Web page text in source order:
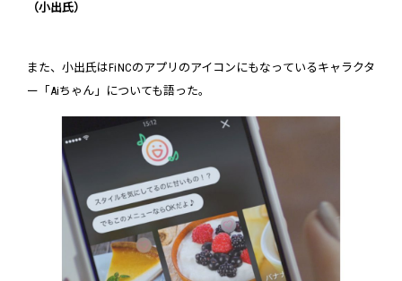
（小出氏）
また、小出氏はFiNCのアプリのアイコンにもなっているキャラクタ
ー「Aiちゃん」についても語った。